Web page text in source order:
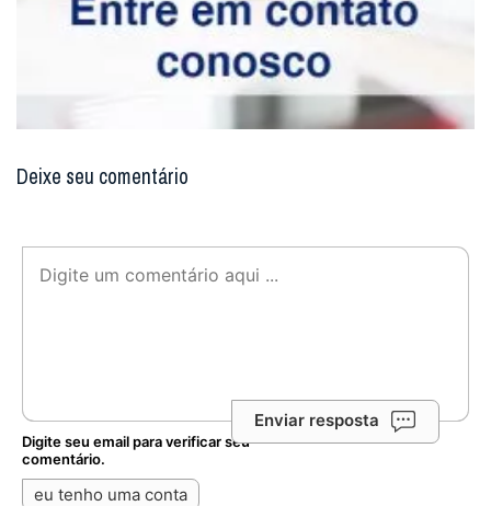
Deixe seu comentário
Enviar resposta
Digite seu email para verificar seu
comentário.
eu tenho uma conta